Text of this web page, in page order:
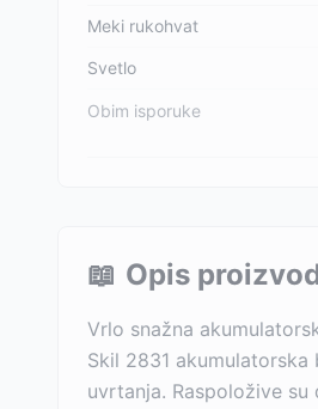
Meki rukohvat
Svetlo
Obim isporuke
📖 Opis
Vrlo snažna
Skil 2831
uvrtanja. Raspoložive